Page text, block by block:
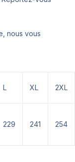
nous vous
L XL 2XL
229 241 254